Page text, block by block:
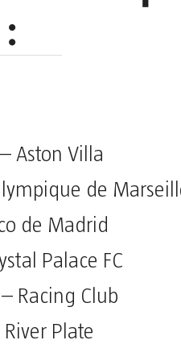
Aston Villa
de
de Madrid
Palace FC
– Racing Club
River Plate